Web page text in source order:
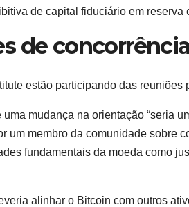
de capital fiduciário em reserva
de
estão participando das reuniões
mudança na orientação “seria
um membro da comunidade sobre
fundamentais da moeda como
alinhar o Bitcoin com outros